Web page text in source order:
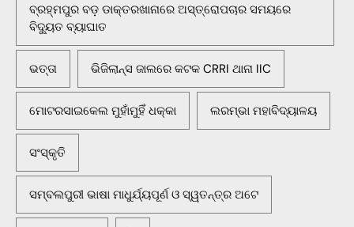
ବ୍ରହ୍ମପୁର ବଡ଼ ଡାକ୍ତରଖାନାରେ ଅସ୍ତ୍ରୋପଚାର ସମୟରେ
ବିଦ୍ୟୁତ ବ୍ୟାଘାତ
ଭତ୍ତା ଭିଜିଲାନ୍ସ ଜାଲରେ କଟକ CRRI ଥାନା IIC
ମୋଟରସାଇକେଲ ମୁହାଁମୁହିଁ ଧକ୍କା ଲରମ୍ଭା ମହାବିଦ୍ୟାଳୟ
ସଂସ୍କୃତି
ସମ୍ବଲପୁରୀ ଭାଷା ମାଧୁର୍ଯ୍ୟପୂର୍ଣ ଓ ସ୍ୱତନ୍ତ୍ର ଅଟେ